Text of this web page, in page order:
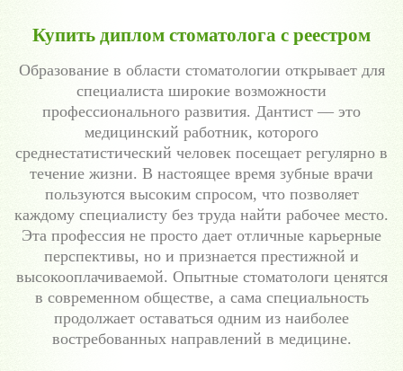
Купить диплом стоматолога с реестром
Образование в области стоматологии открывает для
специалиста широкие возможности
профессионального развития. Дантист — это
медицинский работник, которого
среднестатистический человек посещает регулярно в
течение жизни. В настоящее время зубные врачи
пользуются высоким спросом, что позволяет
каждому специалисту без труда найти рабочее место.
Эта профессия не просто дает отличные карьерные
перспективы, но и признается престижной и
высокооплачиваемой. Опытные стоматологи ценятся
в современном обществе, а сама специальность
продолжает оставаться одним из наиболее
востребованных направлений в медицине.